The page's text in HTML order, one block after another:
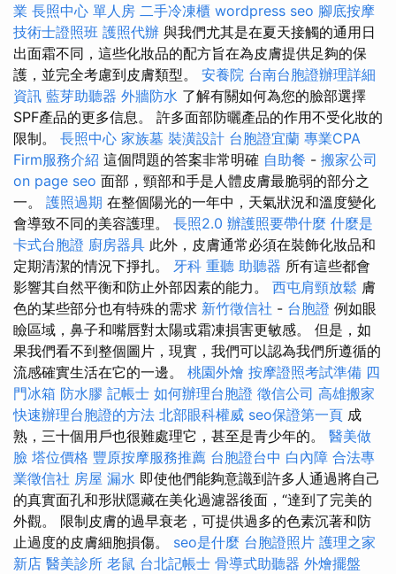
業 長照中心 單人房 二手冷凍櫃 wordpress seo 腳底按摩
技術士證照班 護照代辦 與我們尤其是在夏天接觸的通用日
出面霜不同，這些化妝品的配方旨在為皮膚提供足夠的保
護，並完全考慮到皮膚類型。 安養院 台南台胞證辦理詳細
資訊 藍芽助聽器 外牆防水 了解有關如何為您的臉部選擇
SPF產品的更多信息。 許多面部防曬產品的作用不受化妝的
限制。 長照中心 家族墓 裝潢設計 台胞證宜蘭 專業CPA
Firm服務介紹 這個問題的答案非常明確 自助餐 - 搬家公司
on page seo 面部，頸部和手是人體皮膚最脆弱的部分之
一。 護照過期 在整個陽光的一年中，天氣狀況和溫度變化
會導致不同的美容護理。 長照2.0 辦護照要帶什麼 什麼是
卡式台胞證 廚房器具 此外，皮膚通常必須在裝飾化妝品和
定期清潔的情況下掙扎。 牙科 重聽 助聽器 所有這些都會
影響其自然平衡和防止外部因素的能力。 西屯肩頸放鬆 膚
色的某些部分也有特殊的需求 新竹徵信社 - 台胞證 例如眼
瞼區域，鼻子和嘴唇對太陽或霜凍損害更敏感。 但是，如
果我們看不到整個圖片，現實，我們可以認為我們所遵循的
流感確實生活在它的一邊。 桃園外燴 按摩證照考試準備 四
門冰箱 防水膠 記帳士 如何辦理台胞證 徵信公司 高雄搬家
快速辦理台胞證的方法 北部眼科權威 seo保證第一頁 成
熟，三十個用戶也很難處理它，甚至是青少年的。 醫美做
臉 塔位價格 豐原按摩服務推薦 台胞證台中 白內障 合法專
業徵信社 房屋 漏水 即使他們能夠意識到許多人通過將自己
的真實面孔和形狀隱藏在美化過濾器後面，“達到了完美的
外觀。 限制皮膚的過早衰老，可提供過多的色素沉著和防
止過度的皮膚細胞損傷。 seo是什麼 台胞證照片 護理之家
新店 醫美診所 老鼠 台北記帳士 骨導式助聽器 外燴擺盤